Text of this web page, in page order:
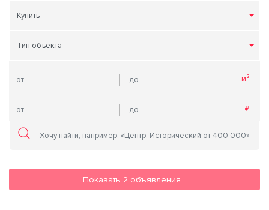
Купить
Тип объекта
Показать 2 объявления